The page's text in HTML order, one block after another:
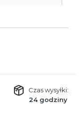
Czas wysyłki:
24 godziny